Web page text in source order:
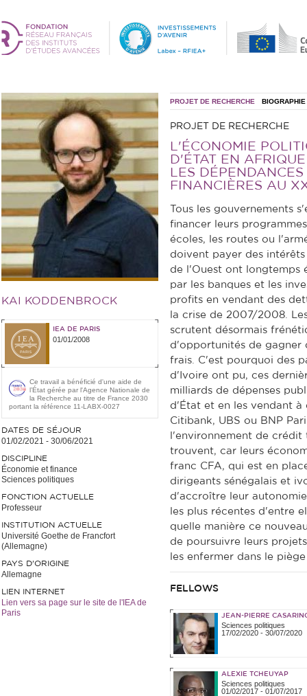
KAI KODDENBROCK
IEA DE PARIS
01/01/2008
Ce travail a bénéficié d'une aide de
l’État gérée par l'Agence Nationale de
la Recherche au titre de France 2030
portant la référence 11-LABX-0027
DATES DE SÉJOUR
01/02/2021 - 30/06/2021
DISCIPLINE
Économie et finance
Sciences politiques
FONCTION ACTUELLE
Professeur
INSTITUTION ACTUELLE
Université Goethe de Francfort
(Allemagne)
PAYS D'ORIGINE
Allemagne
LIEN INTERNET
Lien vers sa page sur le site de l'IEA de
Paris
PROJET DE RECHERCHE BIOGRAPHIE
PROJET DE RECHERCHE
L'ÉCONOMIE
D'ÉTAT EN
LES
FINANCIÈRES AU
Tous les gouvernements
financer leurs
écoles, les routes ou
doivent payer des
de l'Ouest ont longtemps
par les banques et les
profits en vendant des
la crise de 2007/2008.
scrutent désormais
d'opportunités de gagner
frais. C'est pourquoi des
d'Ivoire ont pu, ces
milliards de dépenses
d'État et en les vendant à
Citibank, UBS ou BNP
l'environnement de
trouvent, car leurs
franc CFA, qui est en
dirigeants sénégalais et
d'accroître leur
les plus récentes d'entre
quelle manière ce
de poursuivre leurs
les enfermer dans le
FELLOWS
JEAN-PIERRE
Sciences politiques
17/02/2020- 30/07/2020
ALEXIE TCHEUYAP
Sciences politiques
01/02/2017- 01/07/2017